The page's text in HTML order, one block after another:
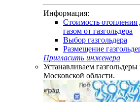
Информация:
Стоимость
газом от газгольдера
Выбор газгольдера
Размещение
Пригласить инженера
Устанавливаем
Московской области.